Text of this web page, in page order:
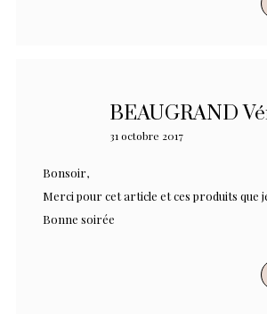
BEAUGRAND
31 octobre 2017
Bonsoir,
Merci pour cet article et ces produits que
Bonne soirée